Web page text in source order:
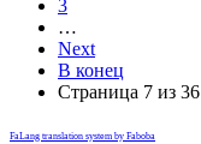
3
…
Next
В конец
Страница 7 из 36
FaLang translation system by Faboba